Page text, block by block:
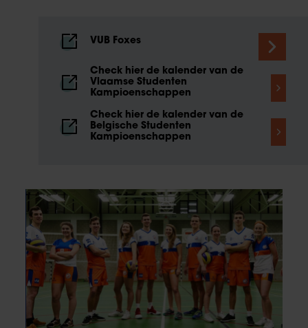
VUB Foxes
Check hier de kalender van de
Vlaamse Studenten
Kampioenschappen
Check hier de kalender van de
Belgische Studenten
Kampioenschappen